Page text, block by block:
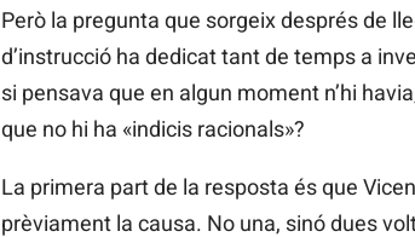
Però la pregunta que sorgeix després de
d’instrucció ha dedicat tant de temps a
si pensava que en algun moment n’hi
que no hi ha «indicis racionals»?
La primera part de la resposta és que
prèviament la causa. No una, sinó dues